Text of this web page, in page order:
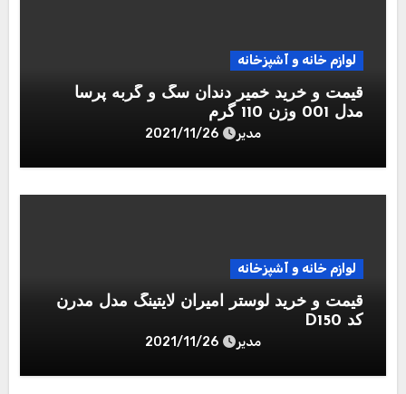
لوازم خانه و آشپزخانه
قیمت و خرید خمیر دندان سگ و گربه پرسا
مدل 001 وزن 110 گرم
مدیر 2021/11/26
لوازم خانه و آشپزخانه
قیمت و خرید لوستر امیران لایتینگ مدل مدرن
کد D150
مدیر 2021/11/26